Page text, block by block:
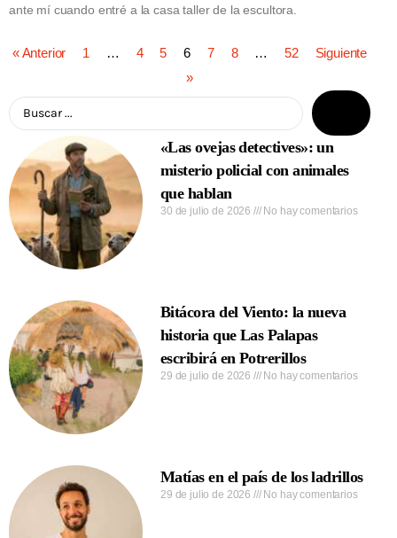
ante mí cuando entré a la casa taller de la escultora.
« Anterior 1 … 4 5 6 7 8 … 52
Siguiente
»
«Las ovejas detectives»: un
misterio policial con animales
que hablan
30 de julio de 2026 No hay comentarios
Bitácora del Viento: la nueva
historia que Las Palapas
escribirá en Potrerillos
29 de julio de 2026 No hay comentarios
Matías en el país de los ladrillos
29 de julio de 2026 No hay comentarios